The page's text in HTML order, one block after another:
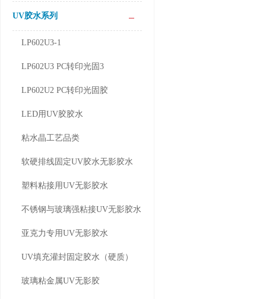
UV胶水系列
LP602U3-1
LP602U3 PC转印光固3
LP602U2 PC转印光固胶
LED用UV胶胶水
粘水晶工艺品类
软硬排线固定UV胶水无影胶水
塑料粘接用UV无影胶水
不锈钢与玻璃强粘接UV无影胶水
亚克力专用UV无影胶水
UV填充灌封固定胶水（硬质）
玻璃粘金属UV无影胶